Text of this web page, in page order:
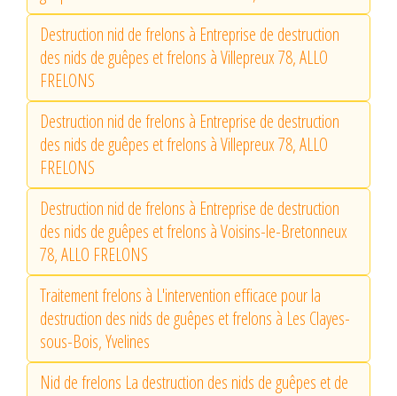
Destruction nid de frelons à Entreprise de destruction
des nids de guêpes et frelons à Villepreux 78, ALLO
FRELONS
Destruction nid de frelons à Entreprise de destruction
des nids de guêpes et frelons à Villepreux 78, ALLO
FRELONS
Destruction nid de frelons à Entreprise de destruction
des nids de guêpes et frelons à Voisins-le-Bretonneux
78, ALLO FRELONS
Traitement frelons à L'intervention efficace pour la
destruction des nids de guêpes et frelons à Les Clayes-
sous-Bois, Yvelines
Nid de frelons La destruction des nids de guêpes et de